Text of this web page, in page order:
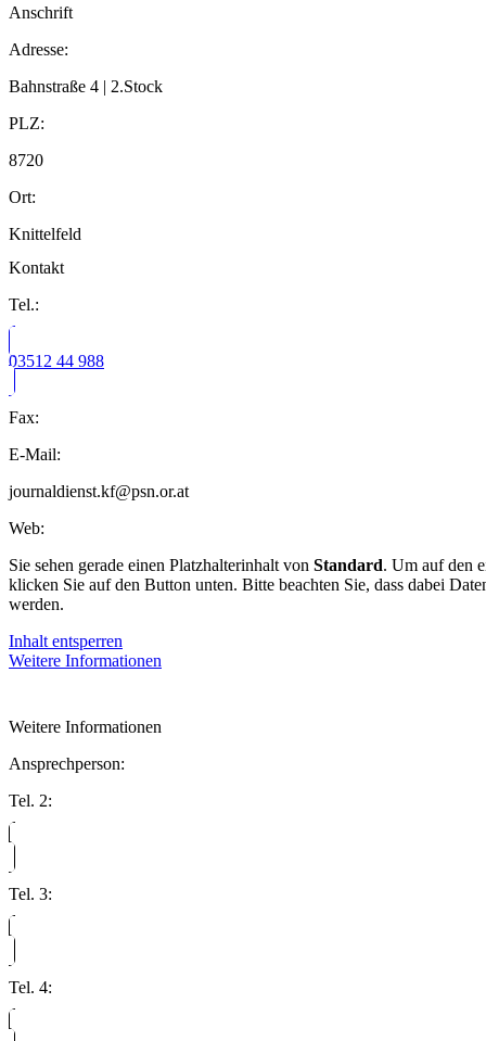
Anschrift
Adresse:
Bahnstraße 4 | 2.Stock
PLZ:
8720
Ort:
Knittelfeld
Kontakt
Tel.:
03512 44 988
Fax:
E-Mail:
journaldienst.kf@psn.or.at
Web:
Sie sehen gerade einen Platzhalterinhalt von Standard. Um auf den
klicken Sie auf den Button unten. Bitte beachten Sie, dass dabei
werden.
Inhalt entsperren
Weitere Informationen
Weitere Informationen
Ansprechperson:
Tel. 2:
Tel. 3:
Tel. 4: